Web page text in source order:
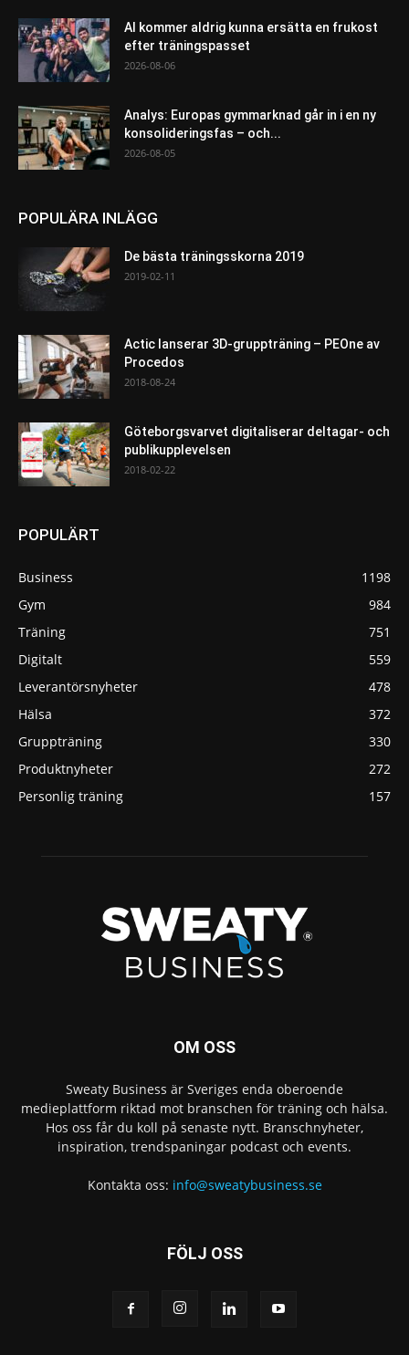
AI kommer aldrig kunna ersätta en frukost
efter träningspasset
2026-08-06
Analys: Europas gymmarknad går in i en ny
konsolideringsfas – och...
2026-08-05
POPULÄRA INLÄGG
De bästa träningsskorna 2019
2019-02-11
Actic lanserar 3D-gruppträning – PEOne av
Procedos
2018-08-24
Göteborgsvarvet digitaliserar deltagar- och
publikupplevelsen
2018-02-22
POPULÄRT
Business
1198
Gym
984
Träning
751
Digitalt
559
Leverantörsnyheter
478
Hälsa
372
Gruppträning
330
Produktnyheter
272
Personlig träning
157
OM OSS
Sweaty Business är Sveriges enda oberoende
medieplattform riktad mot branschen för träning och hälsa.
Hos oss får du koll på senaste nytt. Branschnyheter,
inspiration, trendspaningar podcast och events.
Kontakta oss: info@sweatybusiness.se
FÖLJ OSS